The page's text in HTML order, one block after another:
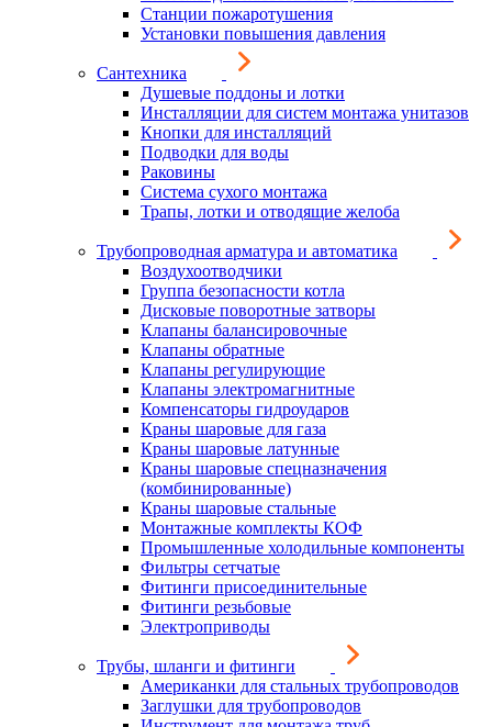
Станции пожаротушения
Установки повышения давления
Сантехника
Душевые поддоны и лотки
Инсталляции для систем монтажа унитазов
Кнопки для инсталляций
Подводки для воды
Раковины
Система сухого монтажа
Трапы, лотки и отводящие желоба
Трубопроводная арматура и автоматика
Воздухоотводчики
Группа безопасности котла
Дисковые поворотные затворы
Клапаны балансировочные
Клапаны обратные
Клапаны регулирующие
Клапаны электромагнитные
Компенсаторы гидроударов
Краны шаровые для газа
Краны шаровые латунные
Краны шаровые спецназначения
(комбинированные)
Краны шаровые стальные
Монтажные комплекты КОФ
Промышленные холодильные компоненты
Фильтры сетчатые
Фитинги присоединительные
Фитинги резьбовые
Электроприводы
Трубы, шланги и фитинги
Американки для стальных трубопроводов
Заглушки для трубопроводов